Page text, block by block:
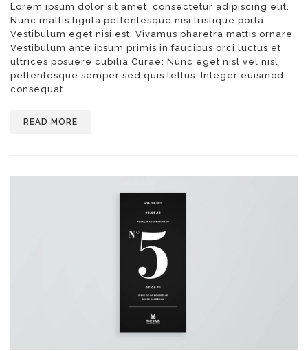
Lorem ipsum dolor sit amet, consectetur adipiscing elit.
Nunc mattis ligula pellentesque nisi tristique porta.
Vestibulum eget nisi est. Vivamus pharetra mattis ornare.
Vestibulum ante ipsum primis in faucibus orci luctus et
ultrices posuere cubilia Curae; Nunc eget nisl vel nisl
pellentesque semper sed quis tellus. Integer euismod
consequat...
READ MORE